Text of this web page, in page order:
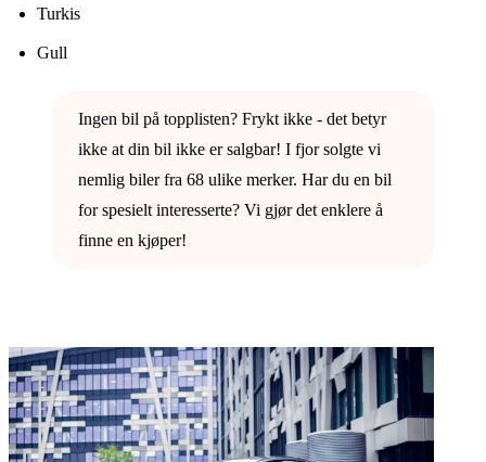
Turkis
Gull
Ingen bil på topplisten? Frykt ikke - det betyr
ikke at din bil ikke er salgbar! I fjor solgte vi
nemlig biler fra 68 ulike merker. Har du en bil
for spesielt interesserte? Vi gjør det enklere å
finne en kjøper!